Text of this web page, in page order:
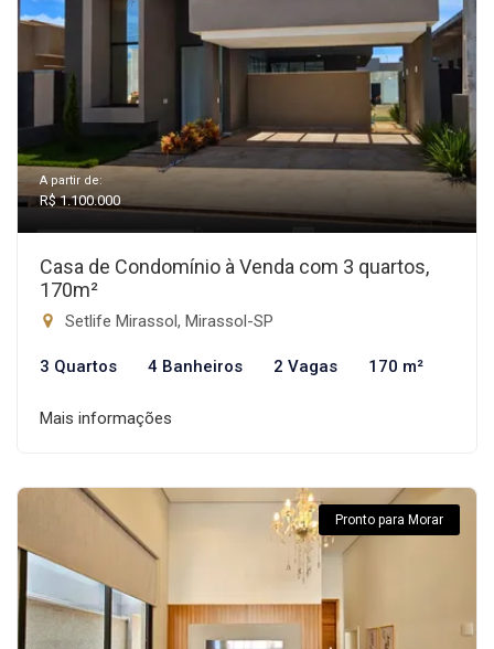
A partir de:
R$ 1.100.000
Casa de Condomínio à Venda com 3 quartos,
170m²
Setlife Mirassol, Mirassol-SP
3 Quartos 4 Banheiros 2 Vagas 170 m²
Mais informações
Pronto para Morar